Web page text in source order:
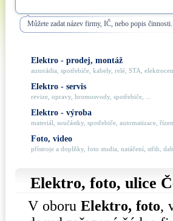
Můžete zadat název firmy, IČ, nebo popis
Elektro - prodej, montáž
autorádia, spotřebiče, kabely, relé, STA,
Elektro - servis
revize, opravy, hromosvody, spotřebiče, ...
Elektro - výroba
materiál, součástky, spotřebiče, automatizace,
Foto, video
přístroje a doplňky, foto studia, natáčení, střih,
Elektro, foto, ulice
V oboru Elektro, foto,